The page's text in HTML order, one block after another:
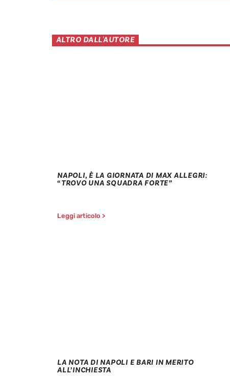
ALTRO DALL'AUTORE
NAPOLI, È LA GIORNATA DI MAX ALLEGRI:
“TROVO UNA SQUADRA FORTE”
Leggi articolo >
LA NOTA DI NAPOLI E BARI IN MERITO
ALL’INCHIESTA